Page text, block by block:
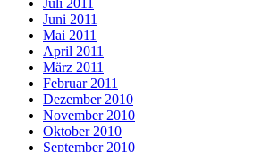
Juli 2011
Juni 2011
Mai 2011
April 2011
März 2011
Februar 2011
Dezember 2010
November 2010
Oktober 2010
September 2010